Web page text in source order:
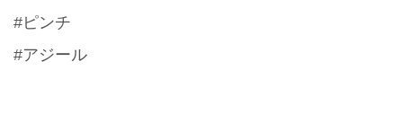
#ピンチ
#アジール